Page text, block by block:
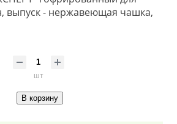
выпуск - нержавеющая чашка,
шт
В корзину